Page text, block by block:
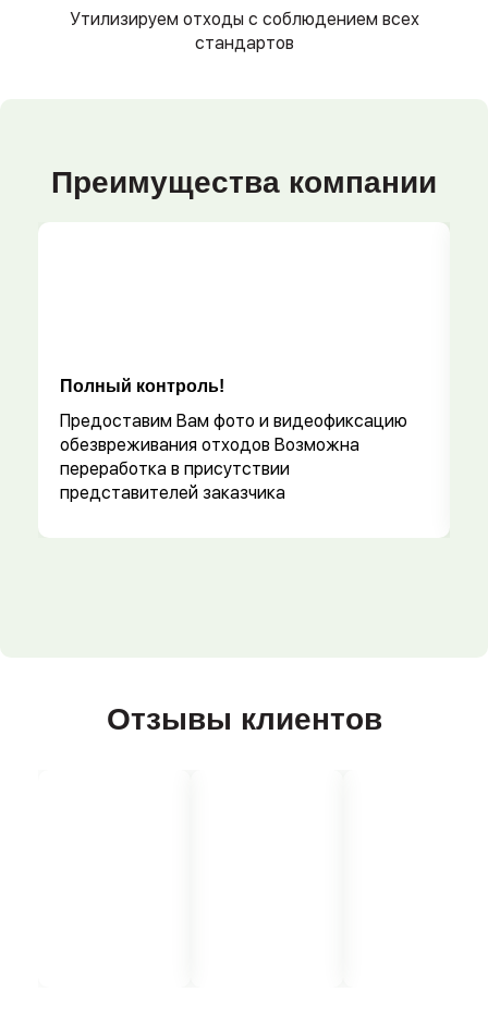
Утилизируем отходы с соблюдением всех
стандартов
Преимущества компании
Полный контроль!
Предоставим Вам фото и видеофиксацию
обезвреживания отходов Возможна
переработка в присутствии
представителей заказчика
Отзывы клиентов